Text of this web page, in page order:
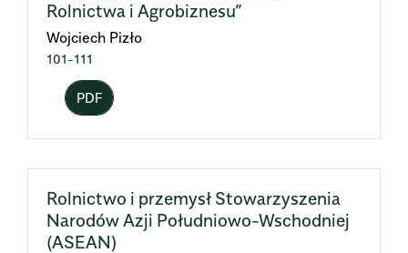
Rolnictwa i Agrobiznesu”
Wojciech Pizło
101-111
PDF
Rolnictwo i przemysł Stowarzyszenia
Narodów Azji Południowo-Wschodniej
(ASEAN)